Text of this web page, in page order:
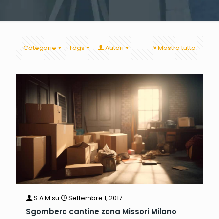
Categorie Tags Autori Mostra tutto
S.A.M su Settembre 1, 2017
Sgombero cantine zona Missori Milano